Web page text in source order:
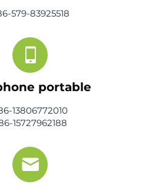
579-83925518
portable
13806772010
15727962188